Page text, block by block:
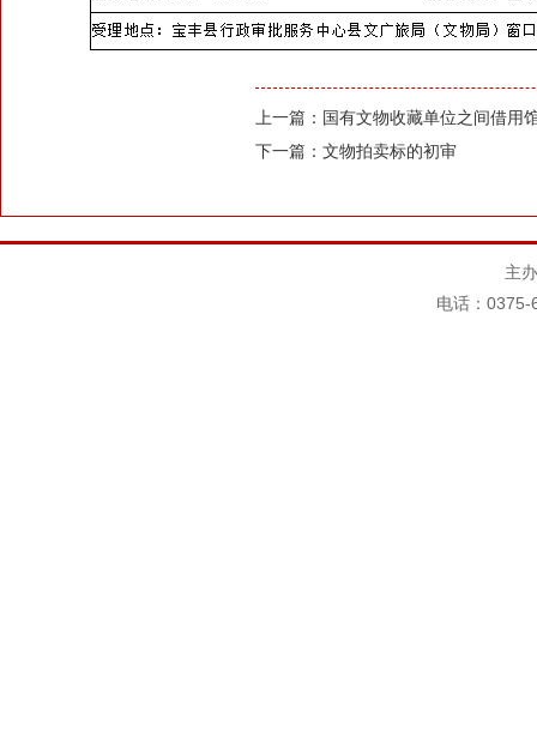
上一篇： 国有文物收藏单位之间借用
下一篇： 文物拍卖标的初审
主
电话：